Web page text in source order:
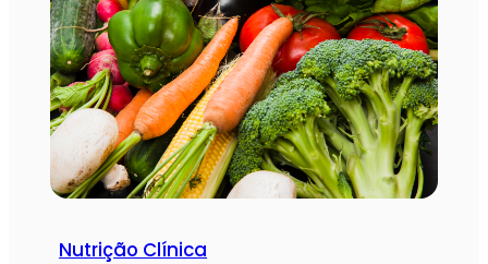
Nutrição Clínica